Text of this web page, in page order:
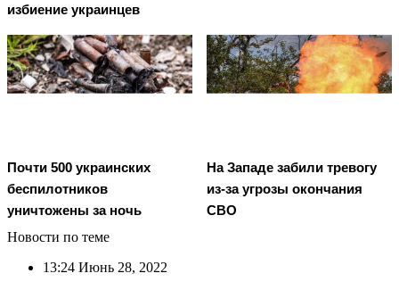
избиение украинцев
Почти 500 украинских
беспилотников
уничтожены за ночь
На Западе забили тревогу
из-за угрозы окончания
СВО
Новости по теме
13:24 Июнь 28, 2022